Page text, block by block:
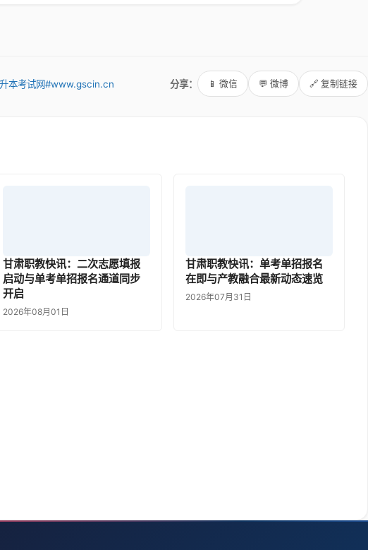
本考试网#www.gscin.cn 分享： 📱 微信 💬 微博 🔗 复制链接
甘肃职教快讯：二次志愿填报
启动与单考单招报名通道同步
开启
2026年08月01日
甘肃职教快讯：单考单招报名
在即与产教融合最新动态速览
2026年07月31日